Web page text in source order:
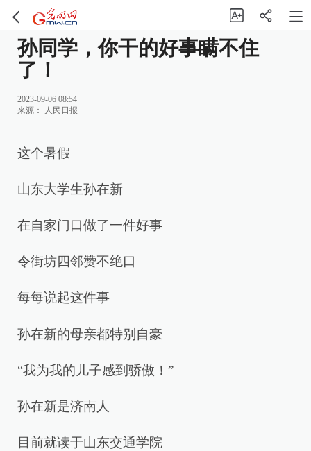
孙同学，你干的好事瞒不住
了！
2023-09-06 08:54
来源：
人民日报
这个暑假
山东大学生孙在新
在自家门口做了一件好事
令街坊四邻赞不绝口
每每说起这件事
孙在新的母亲都特别自豪
“我为我的儿子感到骄傲！”
孙在新是济南人
目前就读于山东交通学院